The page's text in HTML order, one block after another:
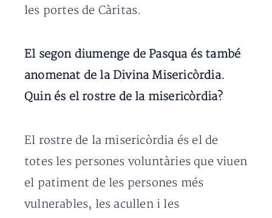
les portes de Càritas.
El segon diumenge de Pasqua és també
anomenat de la Divina Misericòrdia.
Quin és el rostre de la misericòrdia?
El rostre de la misericòrdia és el de
totes les persones voluntàries que viuen
el patiment de les persones més
vulnerables, les acullen i les